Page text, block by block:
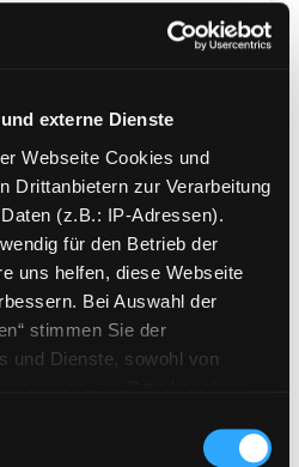
externe Dienste
Webseite Cookies und
Drittanbietern zur Verarbeitung
(z.B.: IP-Adressen).
für den Betrieb der
uns helfen, diese Webseite
Bei Auswahl der
stimmen Sie der
und Dienste, sowohl von
eine Verarbeitung in
von 01; Das Versprechen
diesem Verfasser
Frankfurt am Main, Fischer
Paar
01
70755
von Wir Kinder vom
Kinderbuch
vom Bahnhof
diesem Verfasser
Omnibus
vom Bahnhof